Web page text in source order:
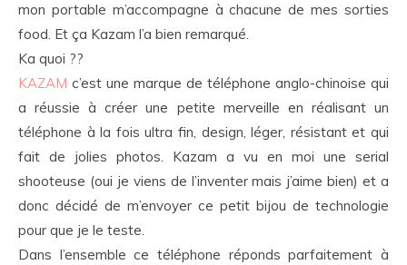
mon portable m’accompagne à chacune de mes sorties
food. Et ça Kazam l’a bien remarqué.
Ka quoi ??
KAZAM c’est une marque de téléphone anglo-chinoise qui
a réussie à créer une petite merveille en réalisant un
téléphone à la fois ultra fin, design, léger, résistant et qui
fait de jolies photos. Kazam a vu en moi une serial
shooteuse (oui je viens de l’inventer mais j’aime bien) et a
donc décidé de m’envoyer ce petit bijou de technologie
pour que je le teste.
Dans l’ensemble ce téléphone réponds parfaitement à